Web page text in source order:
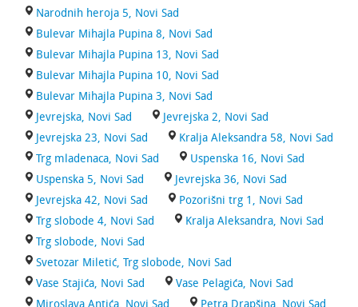
Narodnih heroja 5, Novi Sad
Bulevar Mihajla Pupina 8, Novi Sad
Bulevar Mihajla Pupina 13, Novi Sad
Bulevar Mihajla Pupina 10, Novi Sad
Bulevar Mihajla Pupina 3, Novi Sad
Jevrejska, Novi Sad
Jevrejska 2, Novi Sad
Jevrejska 23, Novi Sad
Kralja Aleksandra 58, Novi Sad
Trg mladenaca, Novi Sad
Uspenska 16, Novi Sad
Uspenska 5, Novi Sad
Jevrejska 36, Novi Sad
Jevrejska 42, Novi Sad
Pozorišni trg 1, Novi Sad
Trg slobode 4, Novi Sad
Kralja Aleksandra, Novi Sad
Trg slobode, Novi Sad
Svetozar Miletić, Trg slobode, Novi Sad
Vase Stajića, Novi Sad
Vase Pelagića, Novi Sad
Miroslava Antića, Novi Sad
Petra Drapšina, Novi Sad